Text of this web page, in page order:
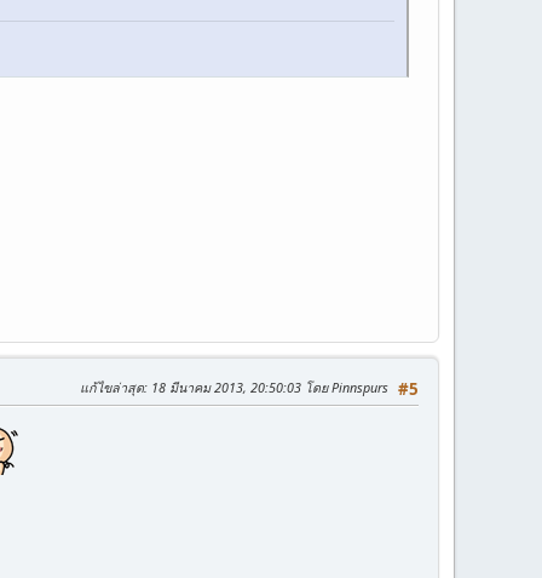
#5
แก้ไขล่าสุด: 18 มีนาคม 2013, 20:50:03 โดย Pinnspurs